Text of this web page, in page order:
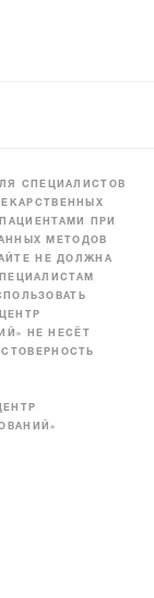
СПЕЦИАЛИСТОВ
ПРИ
МЕТОДОВ
НЕ ДОЛЖНА
НЕ НЕСЁТ